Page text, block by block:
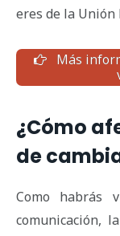
eres de la Unión
Más
¿Cómo
de
Como habrás
comunicación,